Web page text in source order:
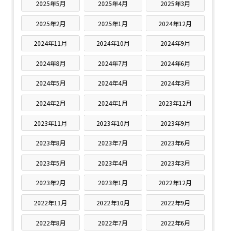
2025年5月 2025年4月 2025年3月
2025年2月 2025年1月 2024年12月
2024年11月 2024年10月 2024年9月
2024年8月 2024年7月 2024年6月
2024年5月 2024年4月 2024年3月
2024年2月 2024年1月 2023年12月
2023年11月 2023年10月 2023年9月
2023年8月 2023年7月 2023年6月
2023年5月 2023年4月 2023年3月
2023年2月 2023年1月 2022年12月
2022年11月 2022年10月 2022年9月
2022年8月 2022年7月 2022年6月